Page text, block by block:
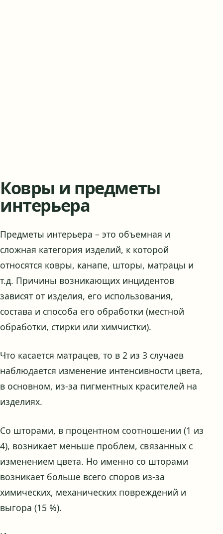
Ковры и предметы
интерьера
Предметы интерьера – это объемная и
сложная категория изделий, к которой
относятся ковры, канапе, шторы, матрацы и
т.д. Причины возникающих инцидентов
зависят от изделия, его использования,
состава и способа его обработки (местной
обработки, стирки или химчистки).
Что касается матрацев, то в 2 из 3 случаев
наблюдается изменение интенсивности цвета,
в основном, из-за пигментных красителей на
изделиях.
Со шторами, в процентном соотношении (1 из
4), возникает меньше проблем, связанных с
изменением цвета. Но именно со шторами
возникает больше всего споров из-за
химических, механических повреждений и
выгора (15 %).